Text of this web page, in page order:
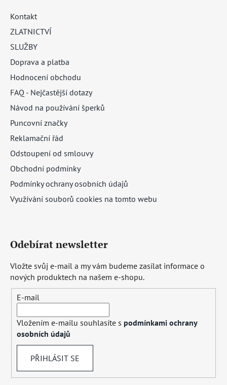
Kontakt
ZLATNICTVÍ
SLUŽBY
Doprava a platba
Hodnocení obchodu
FAQ - Nejčastější dotazy
Návod na používání šperků
Puncovní značky
Reklamační řád
Odstoupení od smlouvy
Obchodní podmínky
Podmínky ochrany osobních údajů
Využívání souborů cookies na tomto webu
Odebírat newsletter
Vložte svůj e-mail a my vám budeme zasílat informace o
nových produktech na našem e-shopu.
E-mail
Vložením e-mailu souhlasíte s podmínkami ochrany
osobních údajů
PŘIHLÁSIT SE